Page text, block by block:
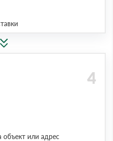
объект или адрес